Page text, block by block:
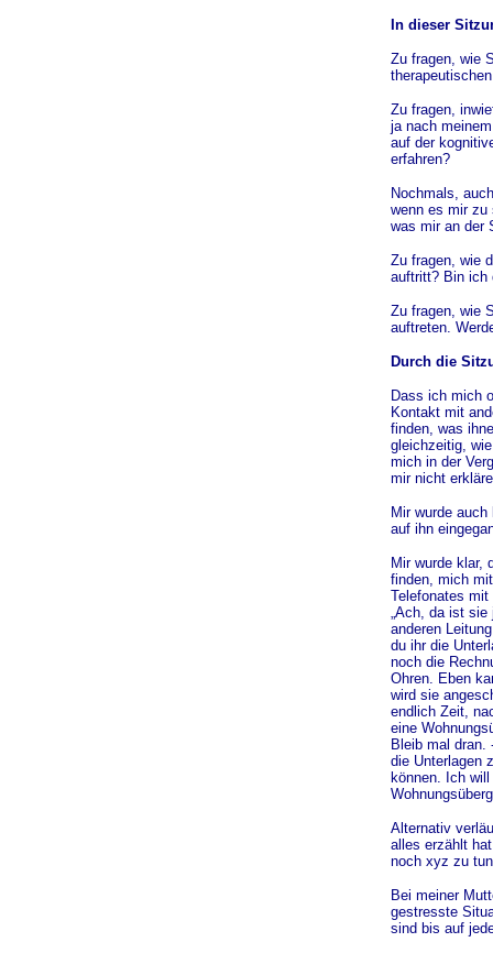
In dieser
Zu fragen, wie
Zu fragen,
ja nach
auf der
erfahren?
Nochmals,
wenn es mir zu
was mir an der
Zu fragen, wie
auftritt? Bin ich
Zu fragen, wie
auftreten.
Durch die
Dass ich mich
Kontakt mit
finden, was
gleichzeitig,
mich in der
mir nicht
Mir wurde
auf ihn
Mir wurde klar,
finden, mich
Telefonates
„Ach, da ist sie
anderen
du ihr die
noch die
Ohren. Eben
wird sie
endlich Zeit,
eine
Bleib mal
die Unterlagen
können. Ich
Alternativ
alles erzählt
noch xyz zu
Bei meiner
gestresste
sind bis auf